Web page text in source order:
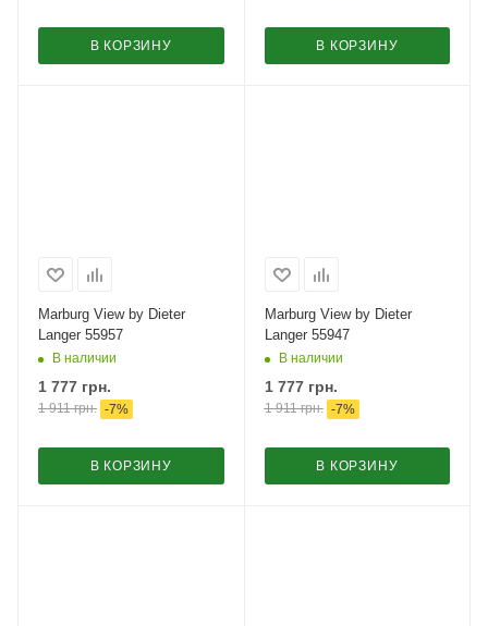
В КОРЗИНУ В КОРЗИНУ
Marburg View by Dieter
Langer 55957
В наличии
1 777 грн.
1 911грн. -7%
В КОРЗИНУ
Marburg View by Dieter
Langer 55947
В наличии
1 777грн.
1 911грн. -7%
В КОРЗИНУ